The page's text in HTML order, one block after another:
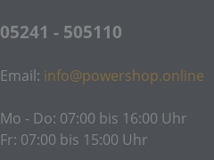
05241 - 505110
Email: info@powershop.online
Mo - Do: 07:00 bis 16:00 Uhr
Fr: 07:00 bis 15:00 Uhr